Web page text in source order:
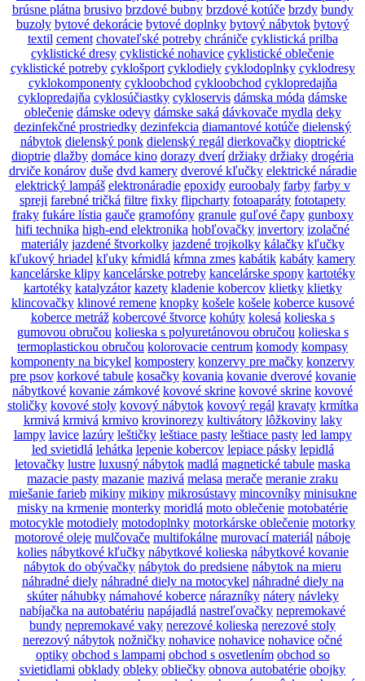
brúsne plátna brusivo brzdové bubny brzdové kotúče brzdy bundy
buzoly bytové dekorácie bytové doplnky bytový nábytok bytový
textil cement chovateľské potreby chrániče cyklistická prilba
cyklistické dresy cyklistické nohavice cyklistické oblečenie
cyklistické potreby cyklošport cyklodiely cyklodoplnky cyklodresy
cyklokomponenty cykloobchod cykloobchod cyklopredajňa
cyklopredajňa cyklosúčiastky cykloservis dámska móda dámske
oblečenie dámske odevy dámske saká dávkovače mydla deky
dezinfekčné prostriedky dezinfekcia diamantové kotúče dielenský
nábytok dielenský ponk dielenský regál dierkovačky dioptrické
dioptrie dlažby domáce kino dorazy dverí držiaky držiaky drogéria
drviče konárov duše dvd kamery dverové kľučky elektrické náradie
elektrický lampáš elektronáradie epoxidy euroobaly farby farby v
spreji farebné tričká filtre fixky flipcharty fotoaparáty fototapety
fraky fukáre lístia gauče gramofóny granule guľové čapy gunboxy
hifi technika high-end elektronika hobľovačky invertory izolačné
materiály jazdené štvorkolky jazdené trojkolky kálačky kľučky
kľukový hriadel kľuky kŕmidlá kŕmna zmes kabátik kabáty kamery
kancelárske klipy kancelárske potreby kancelárske spony kartotéky
kartotéky katalyzátor kazety kladenie kobercov klietky klietky
klincovačky klinové remene knopky košele košele koberce kusové
koberce metráž kobercové štvorce kohúty kolesá kolieska s
gumovou obručou kolieska s polyuretánovou obručou kolieska s
termoplastickou obručou kolorovacie centrum komody kompasy
komponenty na bicykel kompostery konzervy pre mačky konzervy
pre psov korkové tabule kosačky kovania kovanie dverové kovanie
nábytkové kovanie zámkové kovové skrine kovové skrine kovové
stoličky kovové stoly kovový nábytok kovový regál kravaty krmítka
krmivá krmivá krmivo krovinorezy kultivátory lôžkoviny laky
lampy lavice lazúry leštičky leštiace pasty leštiace pasty led lampy
led svietidlá lehátka lepenie kobercov lepiace pásky lepidlá
letovačky lustre luxusný nábytok madlá magnetické tabule maska
mazacie pasty mazanie mazivá melasa merače meranie zraku
miešanie farieb mikiny mikiny mikrosústavy mincovníky minisukne
misky na krmenie monterky moridlá moto oblečenie motobatérie
motocykle motodiely motodoplnky motorkárske oblečenie motorky
motorové oleje mulčovače multifokálne murovací materiál náboje
kolies nábytkové kľučky nábytkové kolieska nábytkové kovanie
nábytok do obývačky nábytok do predsiene nábytok na mieru
náhradné diely náhradné diely na motocykel náhradné diely na
skúter náhubky námahové koberce nárazníky nátery návleky
nabíjačka na autobatériu napájadlá nastreľovačky nepremokavé
bundy nepremokavé vaky nerezové kolieska nerezové stoly
nerezový nábytok nožničky nohavice nohavice nohavice očné
optiky obchod s lampami obchod s osvetlením obchod so
svietidlami obklady obleky obliečky obnova autobatérie obojky